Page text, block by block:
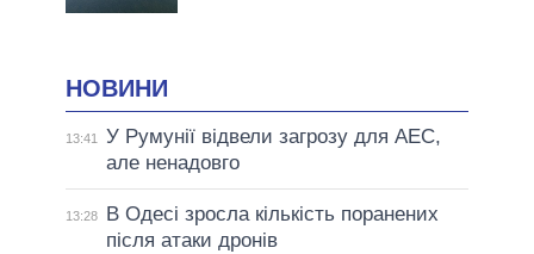
НОВИНИ
13:41 У Румунії відвели загрозу для АЕС,
але ненадовго
13:28
В Одесі зросла кількість поранених
після атаки дронів